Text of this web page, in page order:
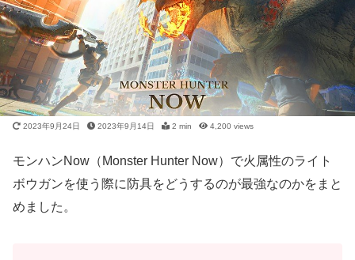
2023年9月24日 2023年9月14日 2 min 4,200 views
モンハンNow（Monster Hunter Now）で火属性のライト
ボウガンを使う際に防具をどうするのが最強なのかをまと
めました。